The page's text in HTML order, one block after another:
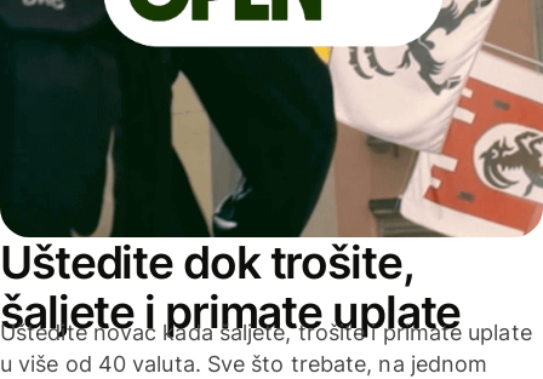
Uštedite dok trošite,
šaljete i primate uplate
Uštedite novac kada šaljete, trošite i primate uplate
u više od 40 valuta. Sve što trebate, na jednom